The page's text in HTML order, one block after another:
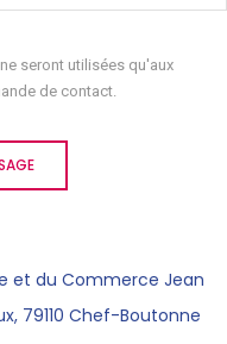
seront utilisées qu'aux
de contact.
et du Commerce Jean
79110 Chef-Boutonne